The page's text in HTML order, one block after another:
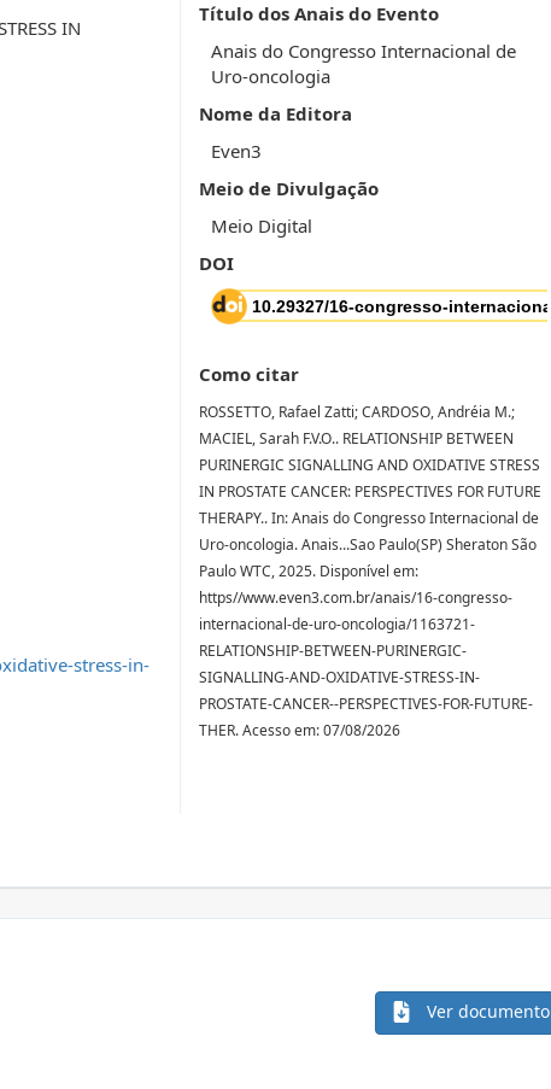
IN
stress-in-
Título dos Anais do Evento
Anais do Congresso Internacional de
Uro-oncologia
Nome da Editora
Even3
Meio de Divulgação
Meio Digital
DOI
Como citar
ROSSETTO, Rafael Zatti; CARDOSO, Andréia M.;
MACIEL, Sarah F.V.O.. RELATIONSHIP BETWEEN
PURINERGIC SIGNALLING AND OXIDATIVE STRESS
IN PROSTATE CANCER: PERSPECTIVES FOR FUTURE
THERAPY.. In: Anais do Congresso Internacional de
Uro-oncologia. Anais...Sao Paulo(SP) Sheraton São
Paulo WTC, 2025. Disponível em:
https//www.even3.com.br/anais/16-congresso-
internacional-de-uro-oncologia/1163721-
RELATIONSHIP-BETWEEN-PURINERGIC-
SIGNALLING-AND-OXIDATIVE-STRESS-IN-
PROSTATE-CANCER--PERSPECTIVES-FOR-FUTURE-
THER. Acesso em: 07/08/2026
Ver documento